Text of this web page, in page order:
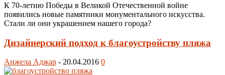
К 70-летию Победы в Великой Отечественной войне
появились новые памятники монументального искусства.
Стали ли они украшением нашего города?
Дизайнерский подход к благоустройству пляжа
Анжела Аджар - 20.04.2016 0